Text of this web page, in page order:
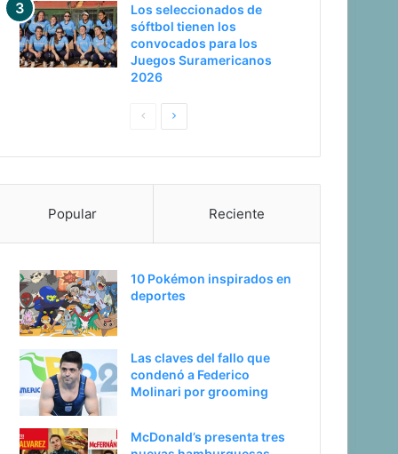
Los seleccionados de
sóftbol tienen los
convocados para los
Juegos Suramericanos
2026
a
n
r
i
r
e
t
á
g
n
Popular Reciente
10 Pokémon inspirados en
deportes
Las claves del fallo que
condenó a Federico
Molinari por grooming
McDonald’s presenta tres